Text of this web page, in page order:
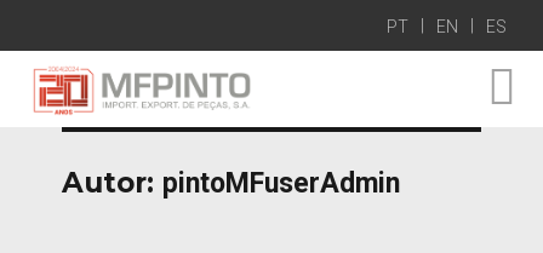
PT EN ES
Autor: pintoMFuserAdmin